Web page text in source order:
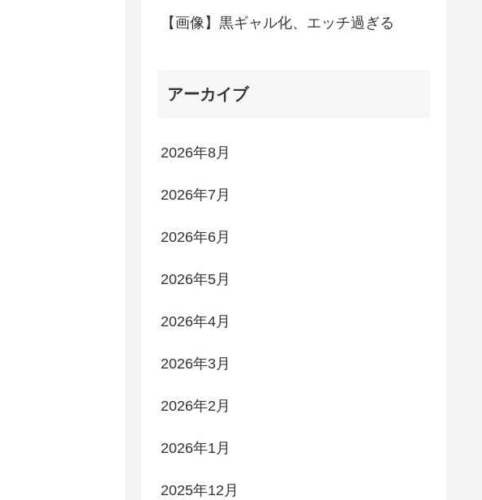
【画像】黒ギャル化、エッチ過ぎる
アーカイブ
2026年8月
2026年7月
2026年6月
2026年5月
2026年4月
2026年3月
2026年2月
2026年1月
2025年12月